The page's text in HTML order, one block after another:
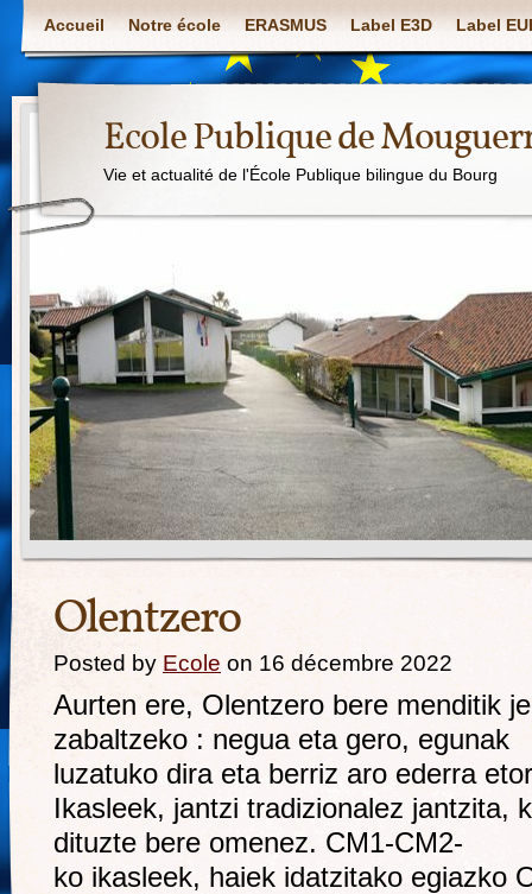
Accueil Notre école ERASMUS Label E3D Label
Ecole Publique de
Vie et actualité de l'École Publique bilingue du Bourg
Olentzero
Posted by Ecole on 16 décembre 2022
Aurten ere, Olentzero bere menditik
zabaltzeko : negua eta gero, egunak
luzatuko dira eta berriz aro ederra
Ikasleek, jantzi tradizionalez jantzita,
dituzte bere omenez. CM1-CM2-
ko ikasleek, haiek idatzitako egiazko